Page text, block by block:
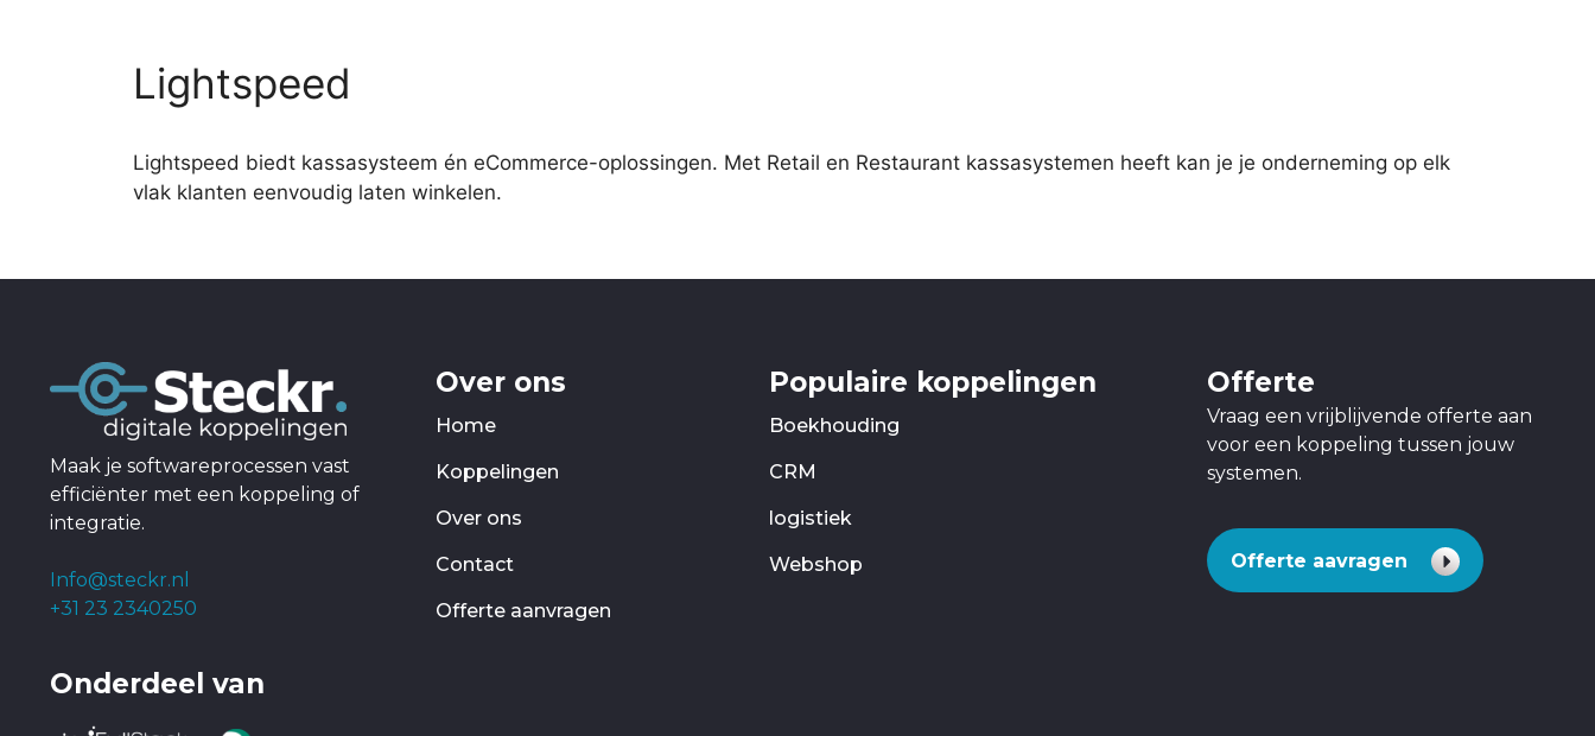
Lightspeed
Lightspeed biedt kassasysteem én eCommerce-oplossingen. Met Retail en Restaurant kassasystemen heeft kan je je onderneming op elk
vlak klanten eenvoudig laten winkelen.
Maak je softwareprocessen vast
efficiënter met een koppeling of
integratie.
Info@steckr.nl
+31 23 2340250
Onderdeel van
Over ons
Home
Koppelingen
Over ons
Contact
Offerte aanvragen
Populaire koppelingen
Boekhouding
CRM
logistiek
Webshop
Offerte
Vraag een vrijblijvende offerte aan
voor een koppeling tussen jouw
systemen.
Offerte aavragen